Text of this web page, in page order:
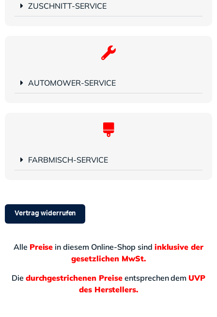
ZUSCHNITT-SERVICE
AUTOMOWER-SERVICE
FARBMISCH-SERVICE
Vertrag widerrufen
Alle Preise in diesem Online-Shop sind inklusive der
gesetzlichen MwSt.
Die durchgestrichenen Preiseentsprechen dem UVP
des Herstellers.